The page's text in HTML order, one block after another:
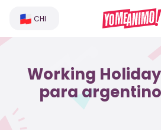
CHI
Working
para